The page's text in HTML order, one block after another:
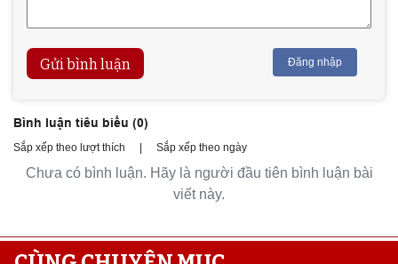
Gửi bình luận Đăng nhập
Bình luận tiêu biểu (0)
Sắp xếp theo lượt thích Sắp xếp theo ngày
Chưa có bình luận. Hãy là người đầu tiên bình luận bài
viết này.